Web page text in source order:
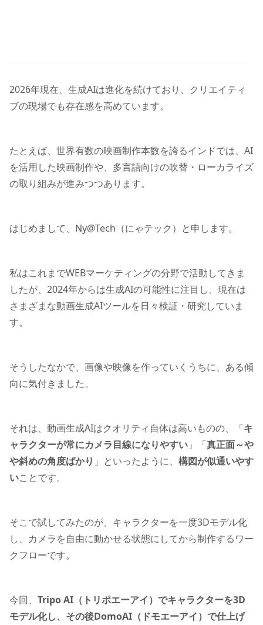
2026年現在、生成AIは進化を続けており、クリエイティ
ブの現場でも存在感を高めています。
たとえば、世界有数の映画制作本数を誇るインドでは、AI
を活用した映画制作や、多言語向けの吹替・ローカライズ
の取り組みが進みつつあります。
はじめまして、Ny@Tech（にゃテック）と申します。
私はこれまでWEBマーケティングの分野で活動してきま
したが、2024年からは生成AIの可能性に注目し、現在は
さまざまな動画生成AIツールを日々検証・研究していま
す。
そうしたなかで、画像や映像を作っていくうちに、ある傾
向に気付きました。
それは、動画生成AIはクオリティ自体は高いものの、「キ
ャラクターが常にカメラ目線になりやすい 」「真正面～や
や斜めの角度ばかり 」といったように、 構図が似通いやす
いことです。
そこで試してみたのが、キャラクターを一度3Dモデル化
し、カメラを自由に動かせる状態にしてから制作するワー
クフローです。
今回、 Tripo AI（トリポエーアイ）でキャラクターを3D
モデル化し、その後DomoAI（ドモエーアイ）で仕上げ